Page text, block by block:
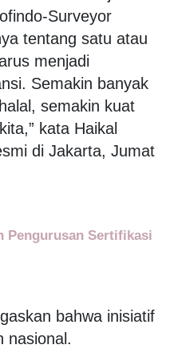
Surveyor
tentang satu atau
menjadi
Semakin banyak
semakin kuat
kata Haikal
di Jakarta, Jumat
Pengurusan Sertifikasi
bahwa inisiatif
nasional.